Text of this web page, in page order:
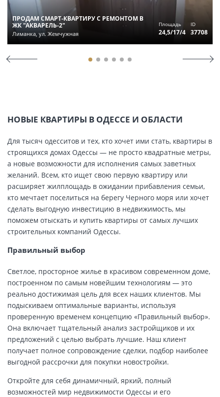
ПРОДАМ СМАРТ-КВАРТИРУ С РЕМОНТОМ В
ЖК "АКВАРЕЛЬ-2"
Лиманка, ул. Жемчужная
Площадь
24,5/17/4
ID
37708
НОВЫЕ КВАРТИРЫ В ОДЕССЕ И ОБЛАСТИ
Для тысяч одесситов и тех, кто хочет ими стать, квартиры в
строящихся домах Одессы — не просто квадратные метры,
а новые возможности для исполнения самых заветных
желаний. Всем, кто ищет свою первую квартиру или
расширяет жилплощадь в ожидании прибавления семьи,
кто мечтает поселиться на берегу Черного моря или хочет
сделать выгодную инвестицию в недвижимость, мы
поможем отыскать и купить квартиры от самых лучших
строительных компаний Одессы.
Правильный выбор
Светлое, просторное жилье в красивом современном доме,
построенном по самым новейшим технологиям — это
реально достижимая цель для всех наших клиентов. Мы
подыскиваем оптимальные варианты, используя
проверенную временем концепцию «Правильный выбор».
Она включает тщательный анализ застройщиков и их
предложений с целью выбрать лучшие. Наш клиент
получает полное сопровождение сделки, подбор наиболее
выгодной рассрочки для покупки новостройки.
Откройте для себя динамичный, яркий, полный
возможностей мир недвижимости Одессы и его